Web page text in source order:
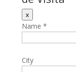
xHide
this
form.
Name *
City